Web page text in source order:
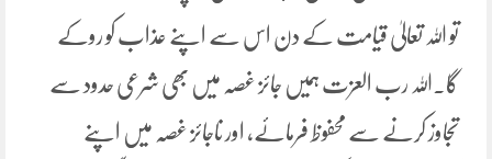
تو اللہ تعالیٰ قیامت کے دن اس سے اپنے عذاب کو روکے
گا۔اللہ رب العزت ہمیں جائز غصہ میں بھی شرعی حدود سے
تجاوز کرنے سے محفوظ فرمائے، اور ناجائز غصہ میں اپنے